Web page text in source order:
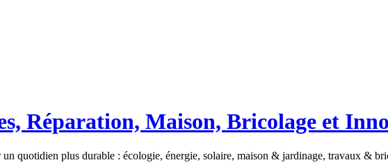
Réparation, Maison, Bricolage et
quotidien plus durable : écologie, énergie, solaire, maison & jardinage, travaux &